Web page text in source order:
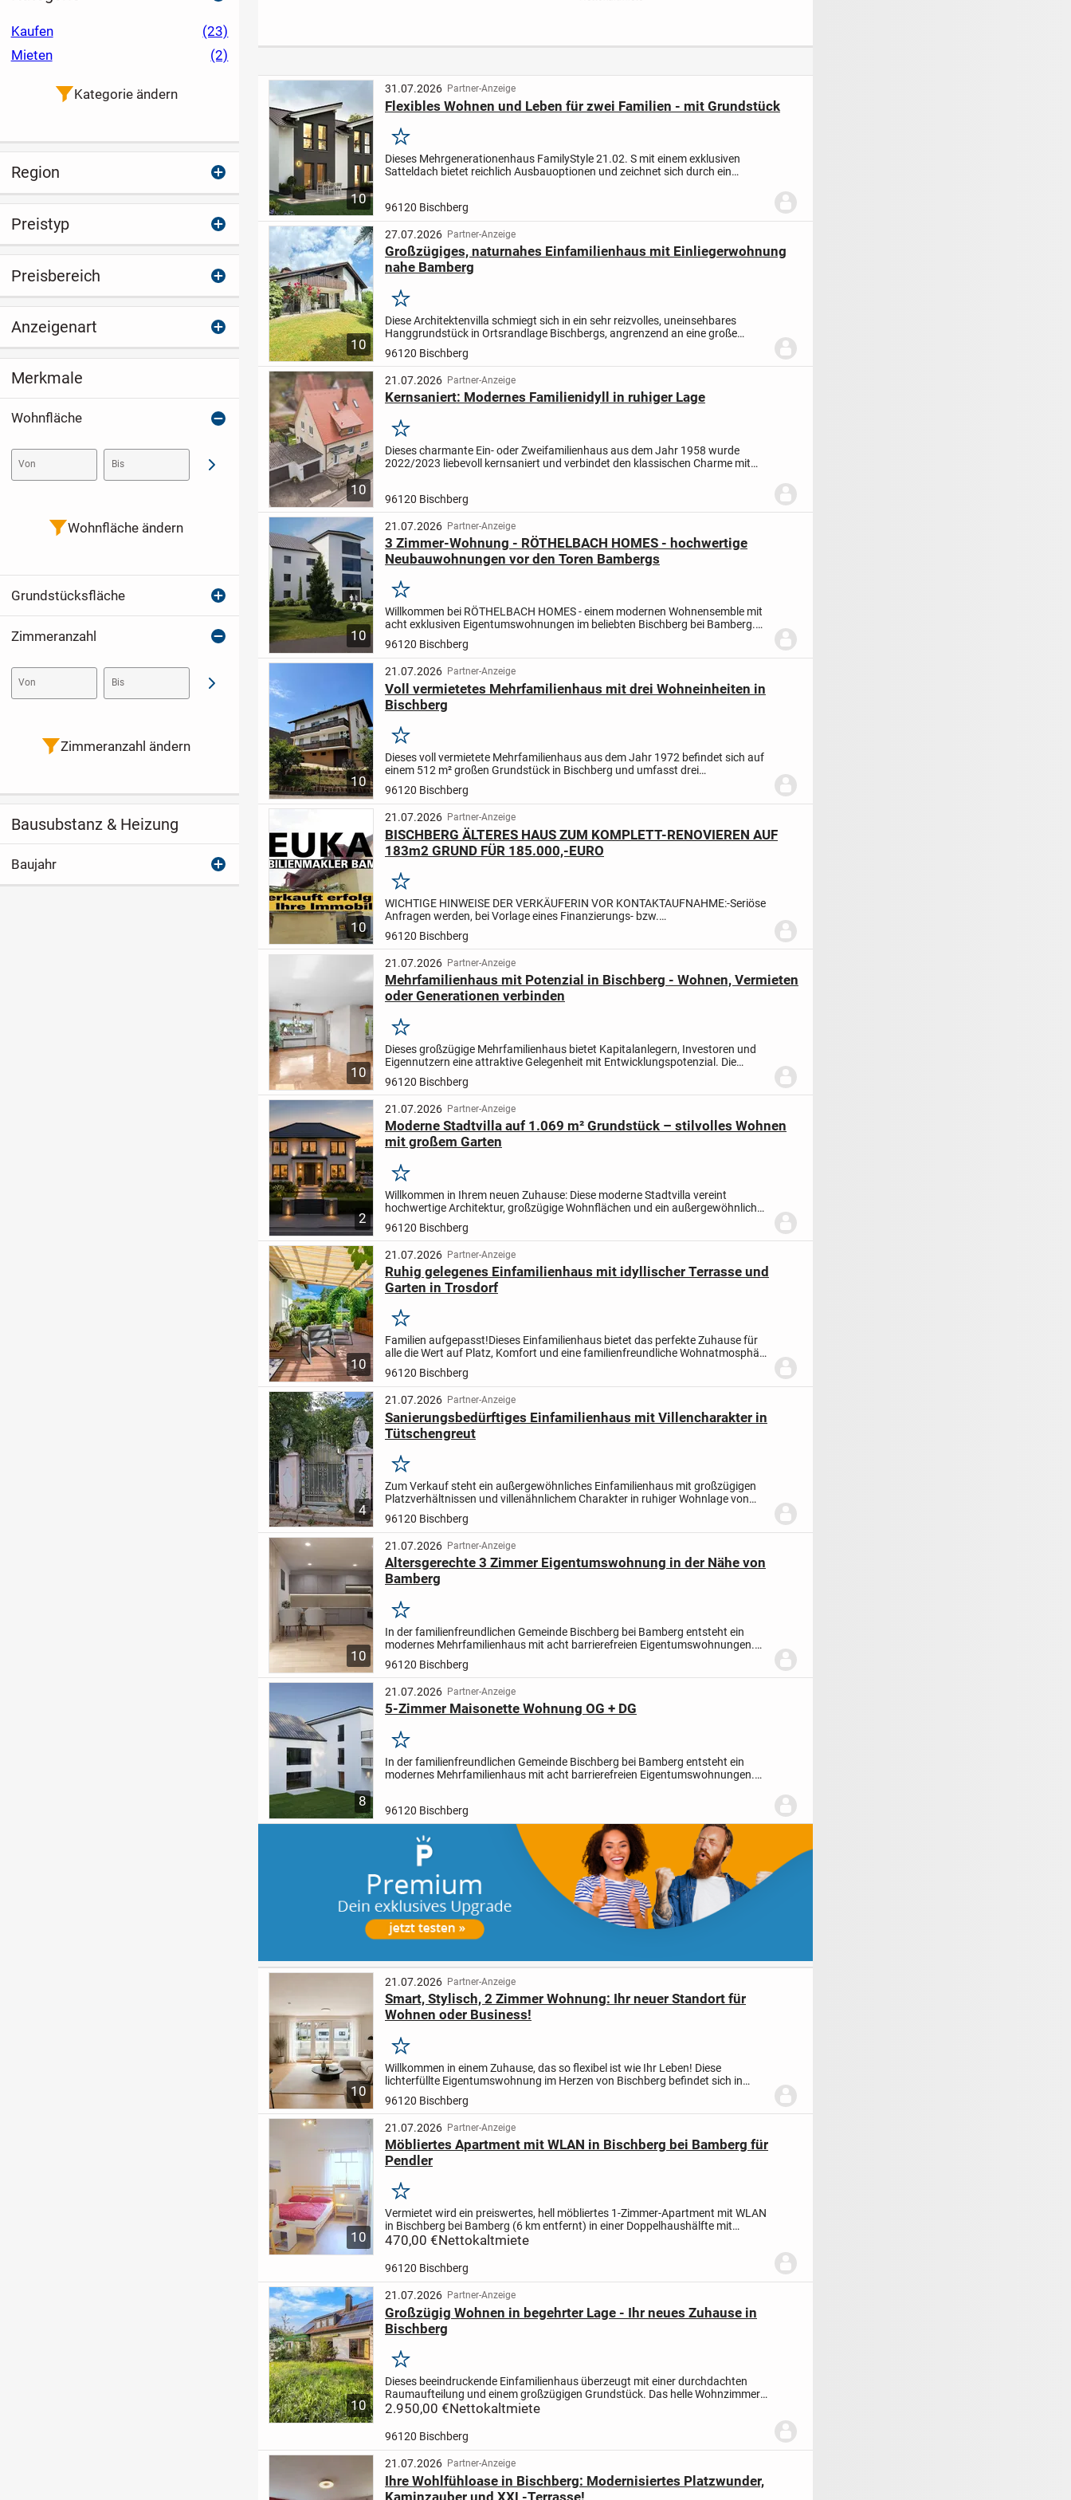
in Unterschleißheim
10
31.07.2026 Partner-Anzeige
Flexibles Wohnen und Leben für zwei Familien - mit Grundstück
Merken
Dieses Mehrgenerationenhaus FamilyStyle 21.02. S mit einem exklusiven
Satteldach bietet reichlich Ausbauoptionen und zeichnet sich durch ein
96120 Bischberg
10
27.07.2026 Partner-Anzeige
Großzügiges, naturnahes Einfamilienhaus mit Einliegerwohnung
nahe Bamberg
Merken
Diese Architektenvilla schmiegt sich in ein sehr reizvolles, uneinsehbares
Hanggrundstück in Ortsrandlage Bischbergs, angrenzend an eine große
Grünfläche. Diese privilegierte Lage und die bereits...
96120 Bischberg
10
21.07.2026 Partner-Anzeige
Kernsaniert: Modernes Familienidyll in ruhiger Lage
Merken
Dieses charmante Ein- oder Zweifamilienhaus aus dem Jahr 1958 wurde
2022/2023 liebevoll kernsaniert und verbindet den klassischen Charme mit
96120 Bischberg
10
21.07.2026 Partner-Anzeige
3 Zimmer-Wohnung - RÖTHELBACH HOMES - hochwertige
Neubauwohnungen vor den Toren Bambergs
Merken
Willkommen bei RÖTHELBACH HOMES - einem modernen Wohnensemble mit
acht exklusiven Eigentumswohnungen im beliebten Bischberg bei Bamberg.
Das architektonisch klar gegliederte Gebäude vereint zeitloses...
96120 Bischberg
10
21.07.2026 Partner-Anzeige
Voll vermietetes Mehrfamilienhaus mit drei Wohneinheiten in
Bischberg
Merken
Dieses voll vermietete Mehrfamilienhaus aus dem Jahr 1972 befindet sich auf
einem 512 m² großen Grundstück in Bischberg und umfasst drei
Wohneinheiten mit einer Gesamtwohnfläche von 263,98 m². Die...
96120 Bischberg
10
21.07.2026 Partner-Anzeige
BISCHBERG ÄLTERES HAUS ZUM KOMPLETT-RENOVIEREN AUF
183m2 GRUND FÜR 185.000,-EURO
Merken
WICHTIGE HINWEISE DER VERKÄUFERIN VOR KONTAKTAUFNAHME:-Seriöse
Anfragen werden, bei Vorlage eines Finanzierungs- bzw.
Eigenmittelnachweises -welcher zwingend erforderlich ist- gerne beantwortet.
U...
96120 Bischberg
10
21.07.2026 Partner-Anzeige
Mehrfamilienhaus mit Potenzial in Bischberg - Wohnen, Vermieten
oder Generationen verbinden
Merken
Dieses großzügige Mehrfamilienhaus bietet Kapitalanlegern, Investoren und
Eigennutzern eine attraktive Gelegenheit mit Entwicklungspotenzial. Die
Immobilie umfasst zwei nahezu identische, abgeschlosse...
96120 Bischberg
2
21.07.2026 Partner-Anzeige
Moderne Stadtvilla auf 1.069 m² Grundstück – stilvolles Wohnen
mit großem Garten
Merken
Willkommen in Ihrem neuen Zuhause: Diese moderne Stadtvilla vereint
hochwertige Architektur, großzügige Wohnflächen und ein außergewöhnlich
großes Grundstück mit 1.069 m². Das Haus überzeugt durch...
96120 Bischberg
10
21.07.2026 Partner-Anzeige
Ruhig gelegenes Einfamilienhaus mit idyllischer Terrasse und
Garten in Trosdorf
Merken
Familien aufgepasst!Dieses Einfamilienhaus bietet das perfekte Zuhause für
alle die Wert auf Platz, Komfort und eine familienfreundliche Wohnatmosphäre
legen. Mit ca. 135 m² Wohnfläche und einem...
96120 Bischberg
4
21.07.2026 Partner-Anzeige
Sanierungsbedürftiges Einfamilienhaus mit Villencharakter in
Tütschengreut
Merken
Zum Verkauf steht ein außergewöhnliches Einfamilienhaus mit großzügigen
Platzverhältnissen und villenähnlichem Charakter in ruhiger Wohnlage von
Tütschengreut, einem Ortsteil von Bischberg. Das...
96120 Bischberg
10
21.07.2026 Partner-Anzeige
Altersgerechte 3 Zimmer Eigentumswohnung in der Nähe von
Bamberg
Merken
In der familienfreundlichen Gemeinde Bischberg bei Bamberg entsteht ein
modernes Mehrfamilienhaus mit acht barrierefreien Eigentumswohnungen.
ruhige, naturnahe Lage in unmittelbarer Nähe zu...
96120 Bischberg
8
21.07.2026 Partner-Anzeige
5-Zimmer Maisonette Wohnung OG + DG
Merken
In der familienfreundlichen Gemeinde Bischberg bei Bamberg entsteht ein
modernes Mehrfamilienhaus mit acht barrierefreien Eigentumswohnungen.
96120 Bischberg
10
21.07.2026 Partner-Anzeige
Smart, Stylisch, 2 Zimmer Wohnung: Ihr neuer Standort für
Wohnen oder Business!
Merken
Willkommen in einem Zuhause, das so flexibel ist wie Ihr Leben! Diese
lichterfüllte Eigentumswohnung im Herzen von Bischberg befindet sich in
einem gepflegten Wohn- und Geschäftshaus und bietet auf...
96120 Bischberg
10
21.07.2026 Partner-Anzeige
Möbliertes Apartment mit WLAN in Bischberg bei Bamberg für
Pendler
Merken
Vermietet wird ein preiswertes, hell möbliertes 1-Zimmer-Apartment mit WLAN
in Bischberg bei Bamberg (6 km entfernt) in einer Doppelhaushälfte mit
separatem Eingang.Die Möblierung des Zimmers...
470,00 €Nettokaltmiete
96120 Bischberg
10
21.07.2026 Partner-Anzeige
Großzügig Wohnen in begehrter Lage - Ihr neues Zuhause in
Bischberg
Merken
Dieses beeindruckende Einfamilienhaus überzeugt mit einer durchdachten
Raumaufteilung und einem großzügigen Grundstück. Das helle Wohnzimmer
mit großen Fensterfronten bietet Zugang zum im Jahr 2008...
2.950,00 €Nettokaltmiete
96120 Bischberg
21.07.2026 Partner-Anzeige
Ihre Wohlfühloase in Bischberg: Modernisiertes Platzwunder,
Kaminzauber und XXL-Terrasse!
Kaufen
(23)
Mieten
(2)
Kategorie ändern
Region
Preistyp
Preisbereich
Anzeigenart
Merkmale
Wohnfläche
Von Bis Abschicken
Wohnfläche ändern
Grundstücksfläche
Zimmeranzahl
Von Bis Abschicken
Zimmeranzahl ändern
Bausubstanz & Heizung
Baujahr